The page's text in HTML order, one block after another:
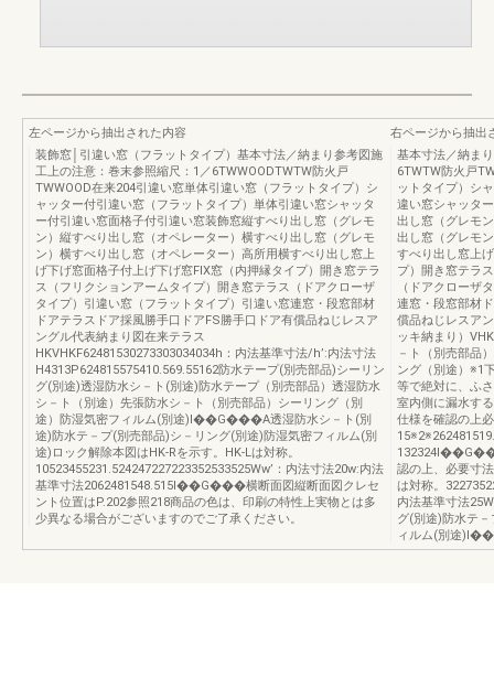
左ページから抽出された内容
装飾窓│引違い窓（フラットタイプ）基本寸法／納まり参考図施
工上の注意：巻末参照縮尺：1／6TWWOODTWTW防火戸
TWWOOD在来204引違い窓単体引違い窓（フラットタイプ）シ
ャッター付引違い窓（フラットタイプ）単体引違い窓シャッタ
ー付引違い窓面格子付引違い窓装飾窓縦すべり出し窓（グレモ
ン）縦すべり出し窓（オペレーター）横すべり出し窓（グレモ
ン）横すべり出し窓（オペレーター）高所用横すべり出し窓上
げ下げ窓面格子付上げ下げ窓FIX窓（内押縁タイプ）開き窓テラ
ス（フリクションアームタイプ）開き窓テラス（ドアクローザ
タイプ）引違い窓（フラットタイプ）引違い窓連窓・段窓部材
ドアテラスドア採風勝手口ドアFS勝手口ドア有償品ねじレスア
ングル代表納まり図在来テラス
HKVHKF62481530273303034034h：内法基準寸法/h’:内法寸法
H4313P624815575410.569.55162防水テープ(別売部品)シーリン
グ(別途)透湿防水シ－ト(別途)防水テープ（別売部品）透湿防水
シ－ト（別途）先張防水シ－ト（別売部品）シーリング（別
途）防湿気密フィルム(別途)I��G���A透湿防水シ－ト(別
途)防水テ－プ(別売部品)シ－リング(別途)防湿気密フィルム(別
途)ロック解除本図はHK-Rを示す。HK-Lは対称。
10523455231.524247227223352533525Ww’：内法寸法20w:内法
基準寸法2062481548.515I��G���横断面図縦断面図クレセ
ント位置はP.202参照218商品の色は、印刷の特性上実物とは多
少異なる場合がございますのでご了承ください。
右ページから抽出
基本寸法／納ま
6TWTW防火戸
ットタイプ）シ
違い窓シャッタ
出し窓（グレモ
出し窓（グレモ
すべり出し窓上
プ）開き窓テラ
（ドアクローザ
連窓・段窓部材
償品ねじレスア
ッキ納まり）
－ト（別売部品
ング（別途）※1
等で絶対に、ふ
室内側に漏水す
仕様を確認の上
認の上、必要寸
は対称。
内法基準寸法
グ(別途)防水テ
ィルム(別途